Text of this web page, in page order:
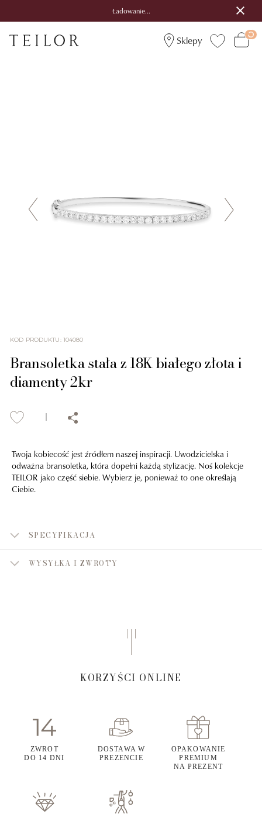
Ładowanie...
Sklepy
KOD PRODUKTU: 104080
Bransoletka stała z 18K białego złota i
diamenty 2kr
Twoja kobiecość jest źródłem naszej inspiracji. Uwodzicielska i
odważna bransoletka, która dopełni każdą stylizację. Noś kolekcje
TEILOR jako część siebie. Wybierz je, ponieważ to one określają
Ciebie.
SPECYFIKACJA
WYSYŁKA I ZWROTY
KORZYŚCI ONLINE
ZWROT
DO 14 DNI
DOSTAWA W
PREZENCIE
OPAKOWANIE
PREMIUM
NA PREZENT